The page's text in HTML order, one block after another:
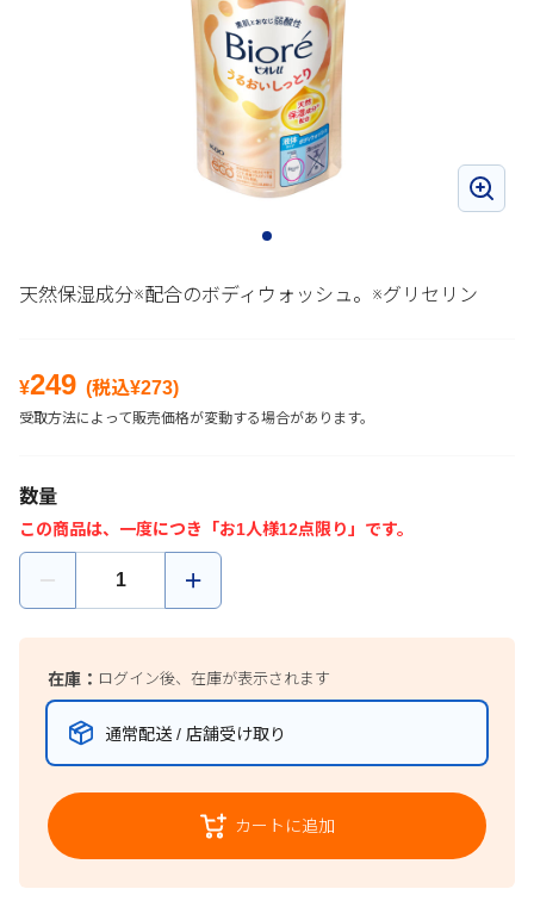
天然保湿成分※配合のボディウォッシュ。※グリセリン
¥249 (税込¥273)
受取方法によって販売価格が変動する場合があります。
数量
この商品は、一度につき「お1人様12点限り」です。
在庫： ログイン後、在庫が表示されます
通常配送 / 店舗受け取り
カートに追加